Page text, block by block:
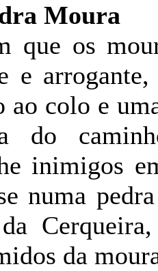
Moura
que os
e
colo e
do
inimigos
numa
da